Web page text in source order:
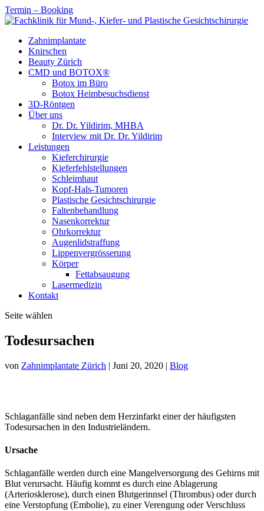
Termin – Booking
Zahnimplantate
Knirschen
Beauty Zürich
CMD und BOTOX®
Botox im Büro
Botox Heimbesuchsdienst
3D-Röntgen
Über uns
Dr. Dr. Yildirim, MHBA
Interview mit Dr. Dr. Yildirim
Leistungen
Kieferchirurgie
Kieferfehlstellungen
Schleimhaut
Kopf-Hals-Tumoren
Plastische Gesichtschirurgie
Faltenbehandlung
Nasenkorrektur
Ohrkorrektur
Augenlidstraffung
Lippenvergrösserung
Körper
Fettabsaugung
Lasermedizin
Kontakt
Seite wählen
Todesursachen
von Zahnimplantate Zürich | Juni 20, 2020 | Blog
Schlaganfälle sind neben dem Herzinfarkt einer der häufigsten
Todesursachen in den Industrieländern.
Ursache
Schlaganfälle werden durch eine Mangelversorgung des Gehirns mit
Blut verursacht. Häufig kommt es durch eine Ablagerung
(Arteriosklerose), durch einen Blutgerinnsel (Thrombus) oder durch
eine Verstopfung (Embolie), zu einer Verengung oder Verschluss